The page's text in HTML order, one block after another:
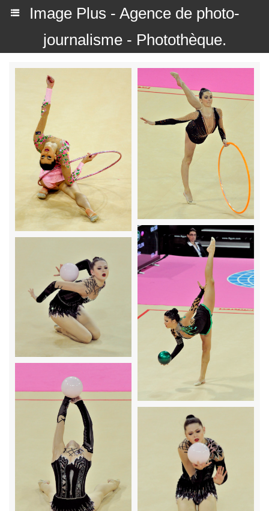
Image Plus - Agence de photo-
journalisme - Photothèque.